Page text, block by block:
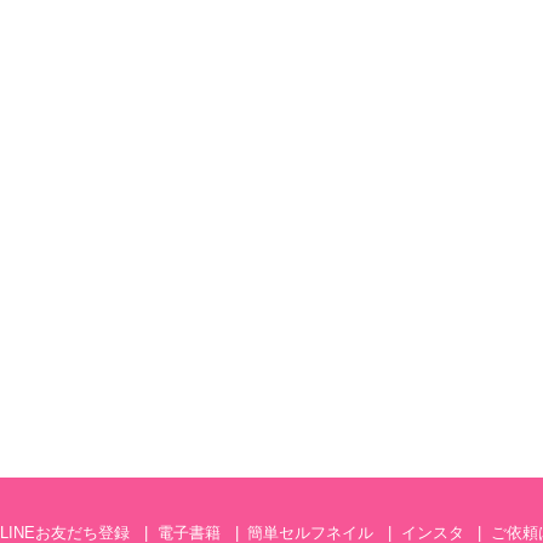
LINEお友だち登録 電子書籍 簡単セルフネイル インスタ ご依頼